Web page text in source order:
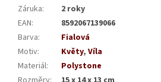
Záruka:
2 roky
EAN:
8592067139066
Barva:
Fialová
Motiv: Květy, Víla
Materiál:
Polystone